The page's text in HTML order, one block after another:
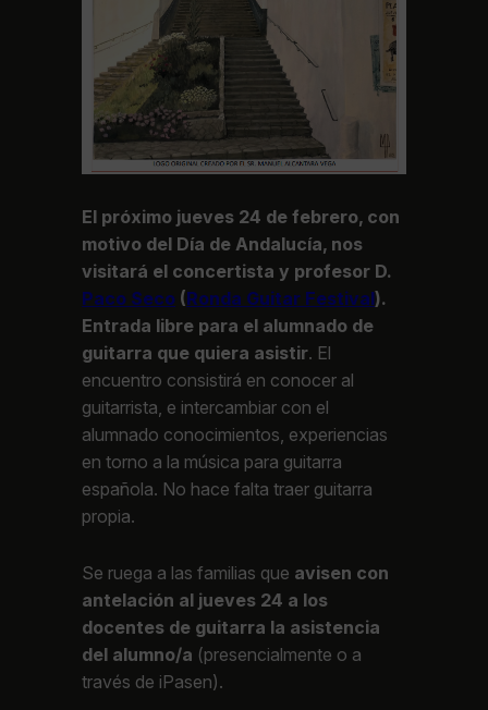
El próximo jueves 24 de febrero, con
motivo del Día de Andalucía, nos
visitará el concertista y profesor D.
Paco Seco (Ronda Guitar Festival).
Entrada libre para el alumnado de
guitarra que quiera asistir. El
encuentro consistirá en conocer al
guitarrista, e intercambiar con el
alumnado conocimientos, experiencias
en torno a la música para guitarra
española. No hace falta traer guitarra
propia.
Se ruega a las familias que avisen con
antelación al jueves 24 a los
docentes de guitarra la asistencia
del alumno/a (presencialmente o a
través de iPasen).